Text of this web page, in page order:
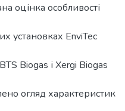
оцінка особливості
установках EnviTec
Biogas і Xergi Biogas
огляд характеристик